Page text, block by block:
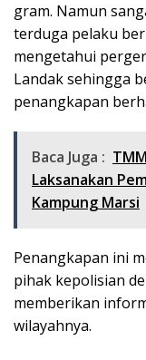
gram. Namun
terduga pelaku
mengetahui
Landak sehingga
penangkapan
Baca Juga :
Laksanakan
Kampung Marsi
Penangkapan ini
pihak kepolisian
memberikan
wilayahnya.